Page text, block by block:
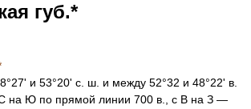
губ.*
и 53°20' с. ш. и между 52°32 и 48°22' в.
на Ю по прямой линии 700 в., с В на З —